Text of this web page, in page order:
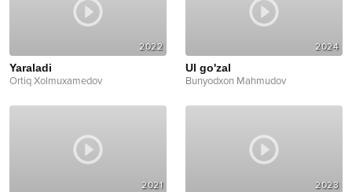
2022
Yaraladi
Ortiq Xolmuxamedov
2024
Ul go'zal
Bunyodxon Mahmudov
2021 2023